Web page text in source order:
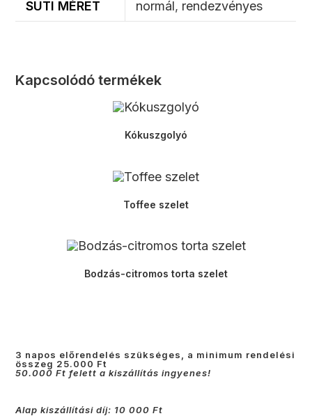
SÜTI MÉRET normál, rendezvényes
Kapcsolódó termékek
Kókuszgolyó
Toffee szelet
Bodzás-citromos torta szelet
3 napos előrendelés szükséges, a minimum rendelési
összeg 25.000 Ft
50.000 Ft felett a kiszállítás ingyenes!
Alap kiszállítási díj: 10 000 Ft